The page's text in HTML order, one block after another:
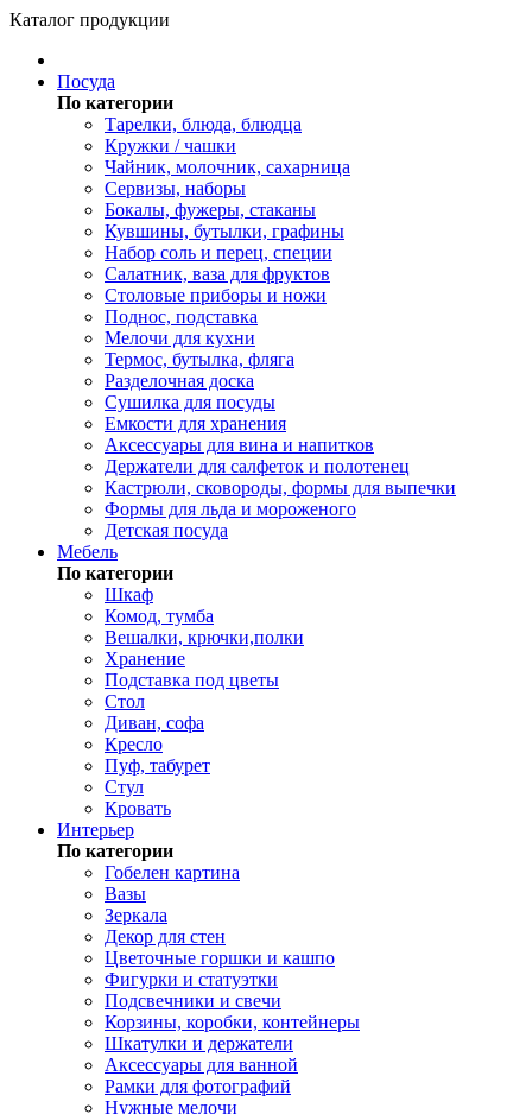
Каталог продукции
Посуда
По категории
Тарелки, блюда, блюдца
Кружки / чашки
Чайник, молочник, сахарница
Сервизы, наборы
Бокалы, фужеры, стаканы
Кувшины, бутылки, графины
Набор соль и перец, специи
Салатник, ваза для фруктов
Столовые приборы и ножи
Поднос, подставка
Мелочи для кухни
Термос, бутылка, фляга
Разделочная доска
Сушилка для посуды
Емкости для хранения
Аксессуары для вина и напитков
Держатели для салфеток и полотенец
Кастрюли, сковороды, формы для выпечки
Формы для льда и мороженого
Детская посуда
Мебель
По категории
Шкаф
Комод, тумба
Вешалки, крючки,полки
Хранение
Подставка под цветы
Стол
Диван, софа
Кресло
Пуф, табурет
Стул
Кровать
Интерьер
По категории
Гобелен картина
Вазы
Зеркала
Декор для стен
Цветочные горшки и кашпо
Фигурки и статуэтки
Подсвечники и свечи
Корзины, коробки, контейнеры
Шкатулки и держатели
Аксессуары для ванной
Рамки для фотографий
Нужные мелочи